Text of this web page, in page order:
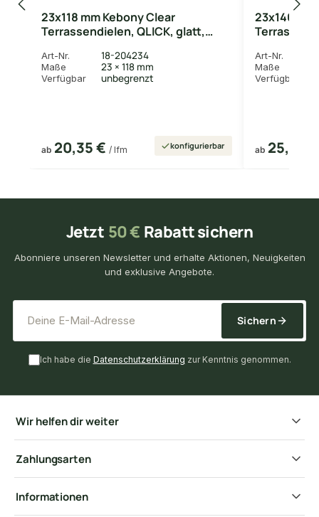
23x118 mm Kebony Clear
Terrassendielen, QLICK, glatt,
Art-Nr. 18-204234
Maße 23 × 118 mm
Verfügbar unbegrenzt
ab 20,35 € / lfm konfigurierbar
23x140
Art-Nr.
Maße
Verfügbar
ab 25,34
Jetzt 50 € Rabatt sichern
Abonniere unseren Newsletter und erhalte Aktionen, Neuigkeiten
und exklusive Angebote.
Sichern
Ich habe die Datenschutzerklärung zur Kenntnis genommen.
Wir helfen dir weiter
Zahlungsarten
Informationen